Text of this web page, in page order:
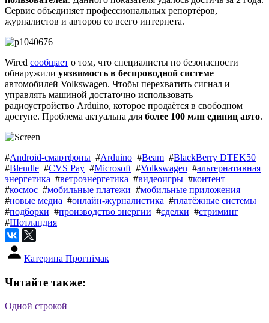
Сервис объединяет профессиональных репортёров,
журналистов и авторов со всего интернета.
Wired сообщает о том, что специалисты по безопасности
обнаружили уязвимость в беспроводной системе
автомобилей Volkswagen. Чтобы перехватить сигнал и
управлять машиной достаточно использовать
радиоустройство Arduino, которое продаётся в свободном
доступе. Проблема актуальна для более 100 млн единиц авто.
#Android-смартфоны #Arduino #Beam #BlackBerry DTEK50
#Blendle #CVS Pay #Microsoft#Volkswagen #альтернативная
энергетика #ветроэнергетика #видеоигры #контент
#космос #мобильные платежи #мобильные приложения
#новые медиа #онлайн-журналистика #платёжные системы
#подборки #производство энергии #сделки #стриминг
#Шотландия
Катерина Прогнімак
Читайте также:
Одной строкой